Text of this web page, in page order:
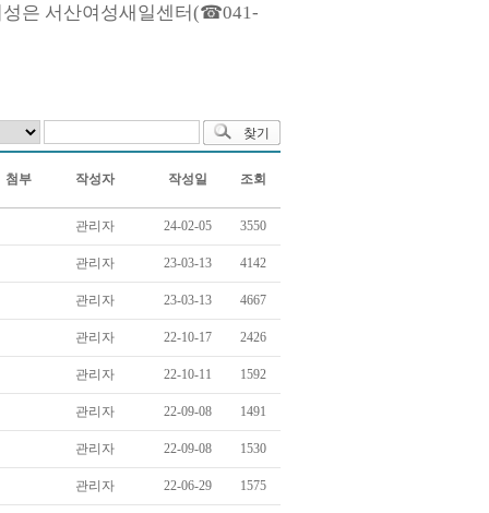
은 서산여성새일센터(☎041-
첨부 작성자 작성일 조회
관리자 24-02-05 3550
관리자 23-03-13 4142
관리자 23-03-13 4667
관리자 22-10-17 2426
관리자 22-10-11 1592
관리자 22-09-08 1491
관리자 22-09-08 1530
관리자 22-06-29 1575